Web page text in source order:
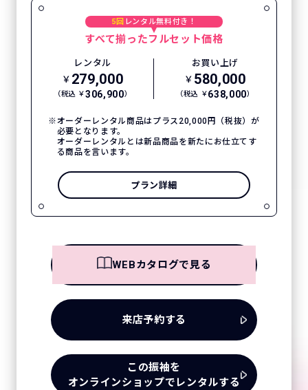
5回 レンタル無料付き！
すべて揃ったフルセット価格
レンタル
￥ 279,000
（税込 ￥306,900）
お買い上げ
￥ 580,000
（税込 ￥638,000）
オーダーレンタル商品はプラス20,000円（税抜）が
必要となります。
オーダーレンタルとは新品商品を新たにお仕立てす
る商品を言います。
プラン詳細
WEBカタログで見る
来店予約する
この振袖を
オンラインショップでレンタルする